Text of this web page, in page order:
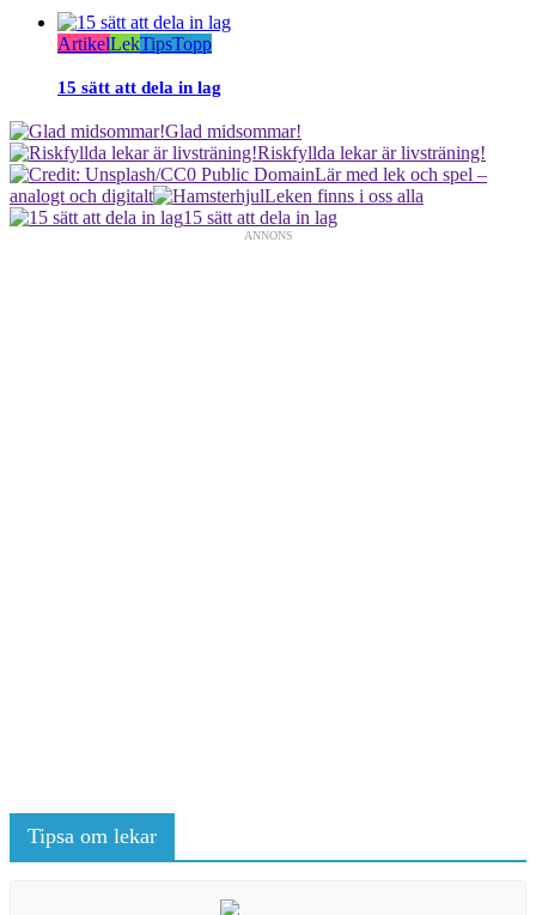
ArtikelLekTipsTopp
15 sätt att dela in lag
Glad midsommar!
Riskfyllda lekar är livsträning!
Lär med lek och spel –
analogt och digitalt
Leken finns i oss alla
15 sätt att dela in lag
ANNONS
Tipsa om lekar